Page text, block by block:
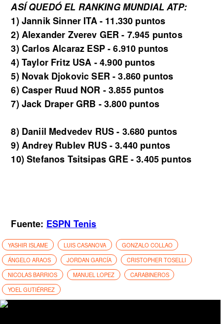
ASÍ QUEDÓ EL RANKING MUNDIAL ATP:
1) Jannik Sinner ITA - 11.330 puntos
2) Alexander Zverev GER - 7.945 puntos
3) Carlos Alcaraz ESP - 6.910 puntos
4) Taylor Fritz USA - 4.900 puntos
5) Novak Djokovic SER - 3.860 puntos
6) Casper Ruud NOR - 3.855 puntos
7) Jack Draper GRB - 3.800 puntos
8) Daniil Medvedev RUS - 3.680 puntos
9) Andrey Rublev RUS - 3.440 puntos
10) Stefanos Tsitsipas GRE - 3.405 puntos
Fuente: ESPN Tenis
YASHIR ISLAME LUIS CASANOVA
GONZALO COLLAO
ÁNGELO ARAOS
JORDAN GARCÍA
CRISTOPHER TOSELLI
NICOLAS BARRIOS
MANUEL LOPEZ
CARABINEROS
YOEL GUTIÉRREZ